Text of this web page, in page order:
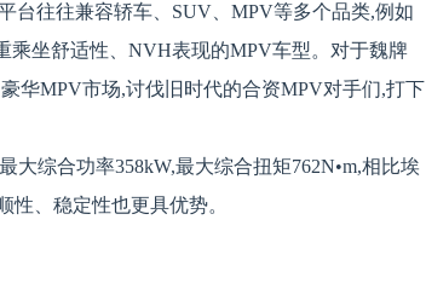
台往往兼容轿车、SUV、MPV等多个品类,例如
乘坐舒适性、NVH表现的MPV车型。对于魏牌
华MPV市场,讨伐旧时代的合资MPV对手们,打下
综合功率358kW,最大综合扭矩762N•m,相比埃
、稳定性也更具优势。